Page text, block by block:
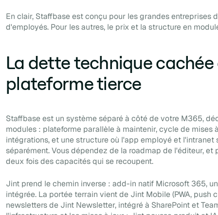
En clair, Staffbase est conçu pour les grandes entreprises
d'employés. Pour les autres, le prix et la structure en
La dette technique cachée
plateforme tierce
Staffbase est un système séparé à côté de votre M365,
modules : plateforme parallèle à maintenir, cycle de mises
intégrations, et une structure où l'app employé et l'intranet
séparément. Vous dépendez de la roadmap de l'éditeur, et
deux fois des capacités qui se recoupent.
Jint prend le chemin inverse : add-in natif Microsoft 365,
intégrée. La portée terrain vient de Jint Mobile (PWA, push
newsletters de Jint Newsletter, intégré à SharePoint et